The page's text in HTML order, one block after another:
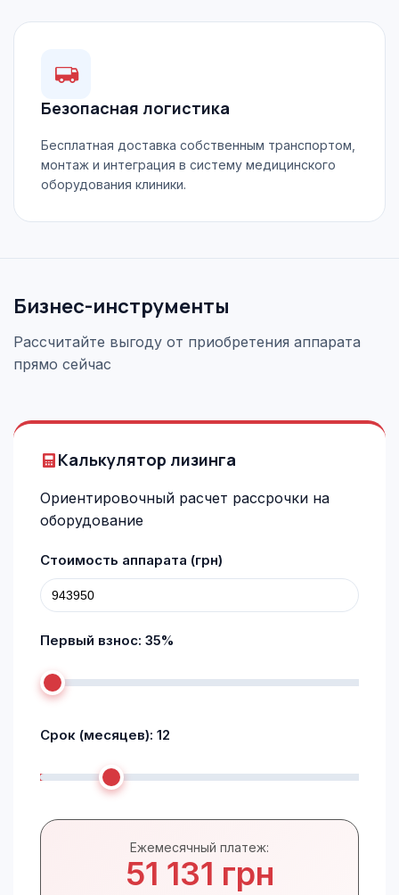
Безопасная логистика
Бесплатная доставка собственным транспортом,
монтаж и интеграция в систему медицинского
оборудования клиники.
Бизнес-инструменты
Рассчитайте выгоду от приобретения аппарата
прямо сейчас
Калькулятор лизинга
Ориентировочный расчет рассрочки на
оборудование
Стоимость аппарата (грн)
Первый взнос: 35%
Срок (месяцев): 12
Ежемесячный платеж:
51 131 грн